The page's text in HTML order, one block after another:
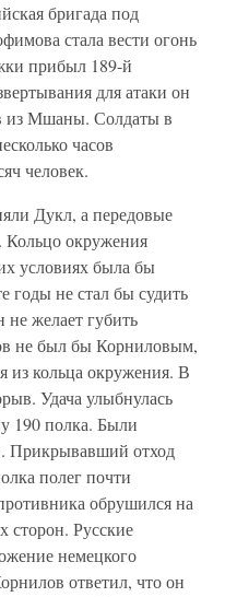
бригада под
стала вести огонь
прибыл 189-й
для атаки он
из Мшаны. Солдаты в
часов
человек.
Дукл, а передовые
Кольцо окружения
условиях была бы
годы не стал бы судить
не желает губить
не был бы Корниловым,
из кольца окружения. В
Удача улыбнулась
190 полка. Были
Прикрывавший отход
полег почти
обрушился на
сторон. Русские
немецкого
ответил, что он